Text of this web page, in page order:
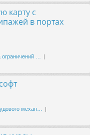
карту с
в портах
ограничений …
механ…